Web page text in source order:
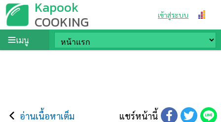
Kapook
COOKING เข้าสู่ระบบ
เมนู
อ่านเนื้อหาเต็ม แชร์หน้านี้